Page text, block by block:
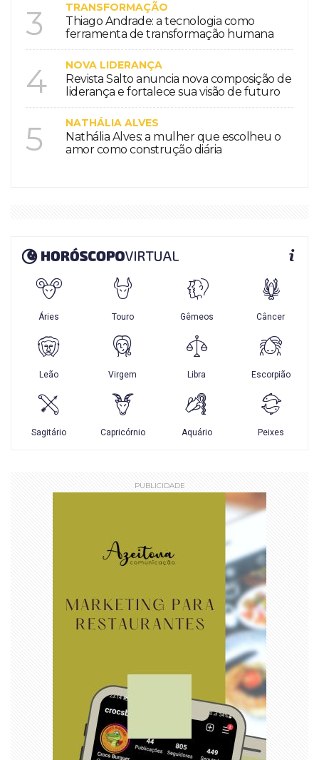
3 TRANSFORMAÇÃO
Thiago Andrade: a tecnologia como
ferramenta de transformação humana
4 NOVA LIDERANÇA
Revista Salto anuncia nova composição de
liderança e fortalece sua visão de futuro
5 NATHÁLIA ALVES
Nathália Alves: a mulher que escolheu o
amor como construção diária
PUBLICIDADE